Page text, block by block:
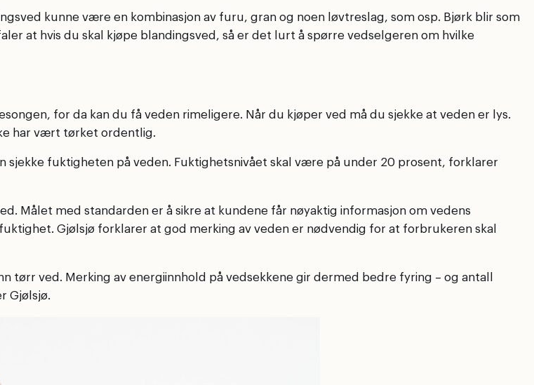
kunne være en kombinasjon av furu, gran og noen løvtreslag, som osp. Bjørk blir som
at hvis du skal kjøpe blandingsved, så er det lurt å spørre vedselgeren om hvilke
for da kan du få veden rimeligere. Når du kjøper ved må du sjekke at veden er lys.
har vært tørket ordentlig.
fuktigheten på veden. Fuktighetsnivået skal være på under 20 prosent, forklarer
Målet med standarden er å sikre at kundene får nøyaktig informasjon om vedens
Gjølsjø forklarer at god merking av veden er nødvendig for at forbrukeren skal
tørr ved. Merking av energiinnhold på vedsekkene gir dermed bedre fyring – og antall
Gjølsjø.